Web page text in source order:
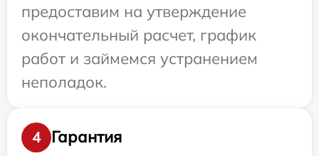
предоставим на утверждение
окончательный расчет, график
работ и займемся устранением
неполадок.
4
Гарантия